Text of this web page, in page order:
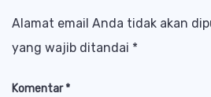
Alamat email Anda tidak akan
yang wajib ditandai *
Komentar*